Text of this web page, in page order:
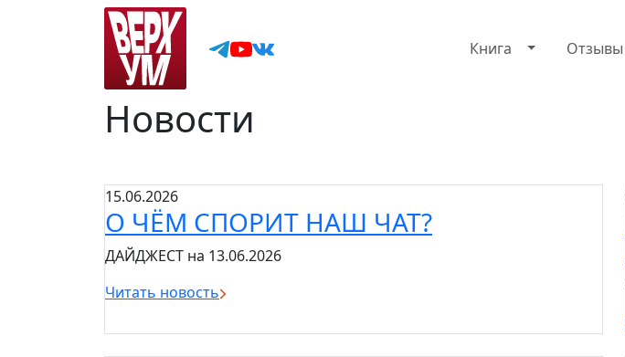
Книга Отзывы
Новости
15.06.2026
О ЧЁМ СПОРИТ НАШ ЧАТ?
ДАЙДЖЕСТ на 13.06.2026
Читать новость